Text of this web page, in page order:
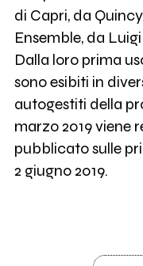
di Capri, da
Ensemble, da
Dalla loro prima
sono esibiti in
autogestiti della
marzo 2019 viene
pubblicato sulle
2 giugno 2019.